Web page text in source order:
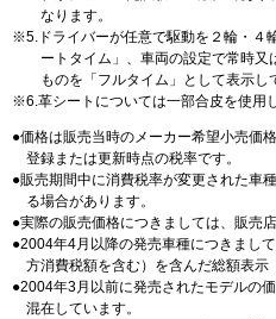
なります。
5.ドライバーが任意で駆動を２輪・４
ートタイム」、車両の設定で常時
ものを「フルタイム」として表示し
6.革シートについては一部合皮を使用
価格は販売当時のメーカー希望小売価
登録または更新時点の税率です。
販売期間中に消費税率が変更された車
る場合があります。
実際の販売価格につきましては、販売
2004年4月以降の発売車種につきまし
方消費税額を含む）を含んだ総額表示
2004年3月以前に発売されたモデルの
混在しています。